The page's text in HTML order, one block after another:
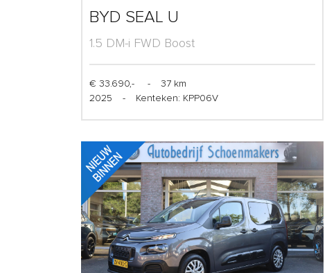
BYD SEAL U
1.5 DM-i FWD Boost
€ 33.690,- -
37 km
2025
- Kenteken: KPP06V